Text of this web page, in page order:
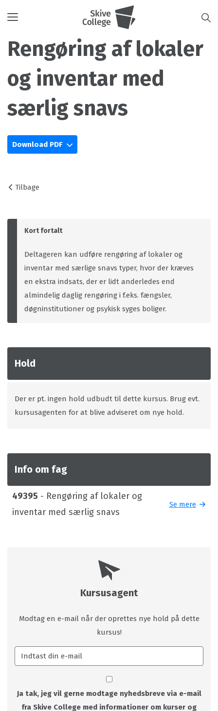
Toggle
Rengøring af lokaler
og inventar med
særlig snavs
Download PDF
Tilbage
Kort fortalt
Deltageren kan udføre rengøring af lokaler og
inventar med særlige snavs typer, hvor der kræves
en ekstra indsats, der er lidt anderledes end
almindelig daglig rengøring i f.eks. fængsler,
døgninstitutioner og psykisk syges boliger.
Hold
Der er pt. ingen hold udbudt til dette kursus. Brug evt.
kursusagenten for at blive adviseret om nye hold.
Info om fag
49395 - Rengøring af lokaler og
inventar med særlig snavs
Se mere
Kursusagent
Modtag en e-mail når der oprettes nye hold på dette
kursus!
Ja tak, jeg vil gerne modtage nyhedsbreve via e-mail
fra Skive College med informationer om kurser og